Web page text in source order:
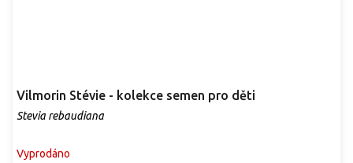
Vilmorin Stévie - kolekce semen pro děti
Stevia rebaudiana
Vyprodáno